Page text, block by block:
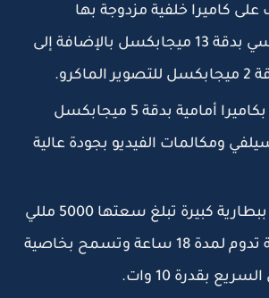
على كاميرا خلفية مزدوجة بها
مستشعر أساسي بدقة 13 ميجابكسل بالإضافة إلى
يتميز الهاتف بكاميرا أمامية بدقة 5 ميجابكسل
ومكالمات الفيديو بجودة عالية
يتميز الهاتف ببطارية كبيرة تبلغ سعتها 5000 مللي
أمبير في الساعة تدوم لمدة 18 ساعة وتسمح بخاصية
بقدرة 10 وات.